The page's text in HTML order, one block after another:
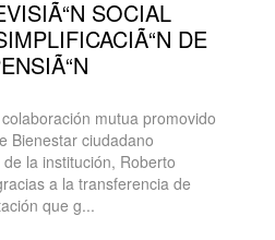
SOCIAL
DE
mutua promovido
Bienestar ciudadano
la institución, Roberto
a la transferencia de
que g...